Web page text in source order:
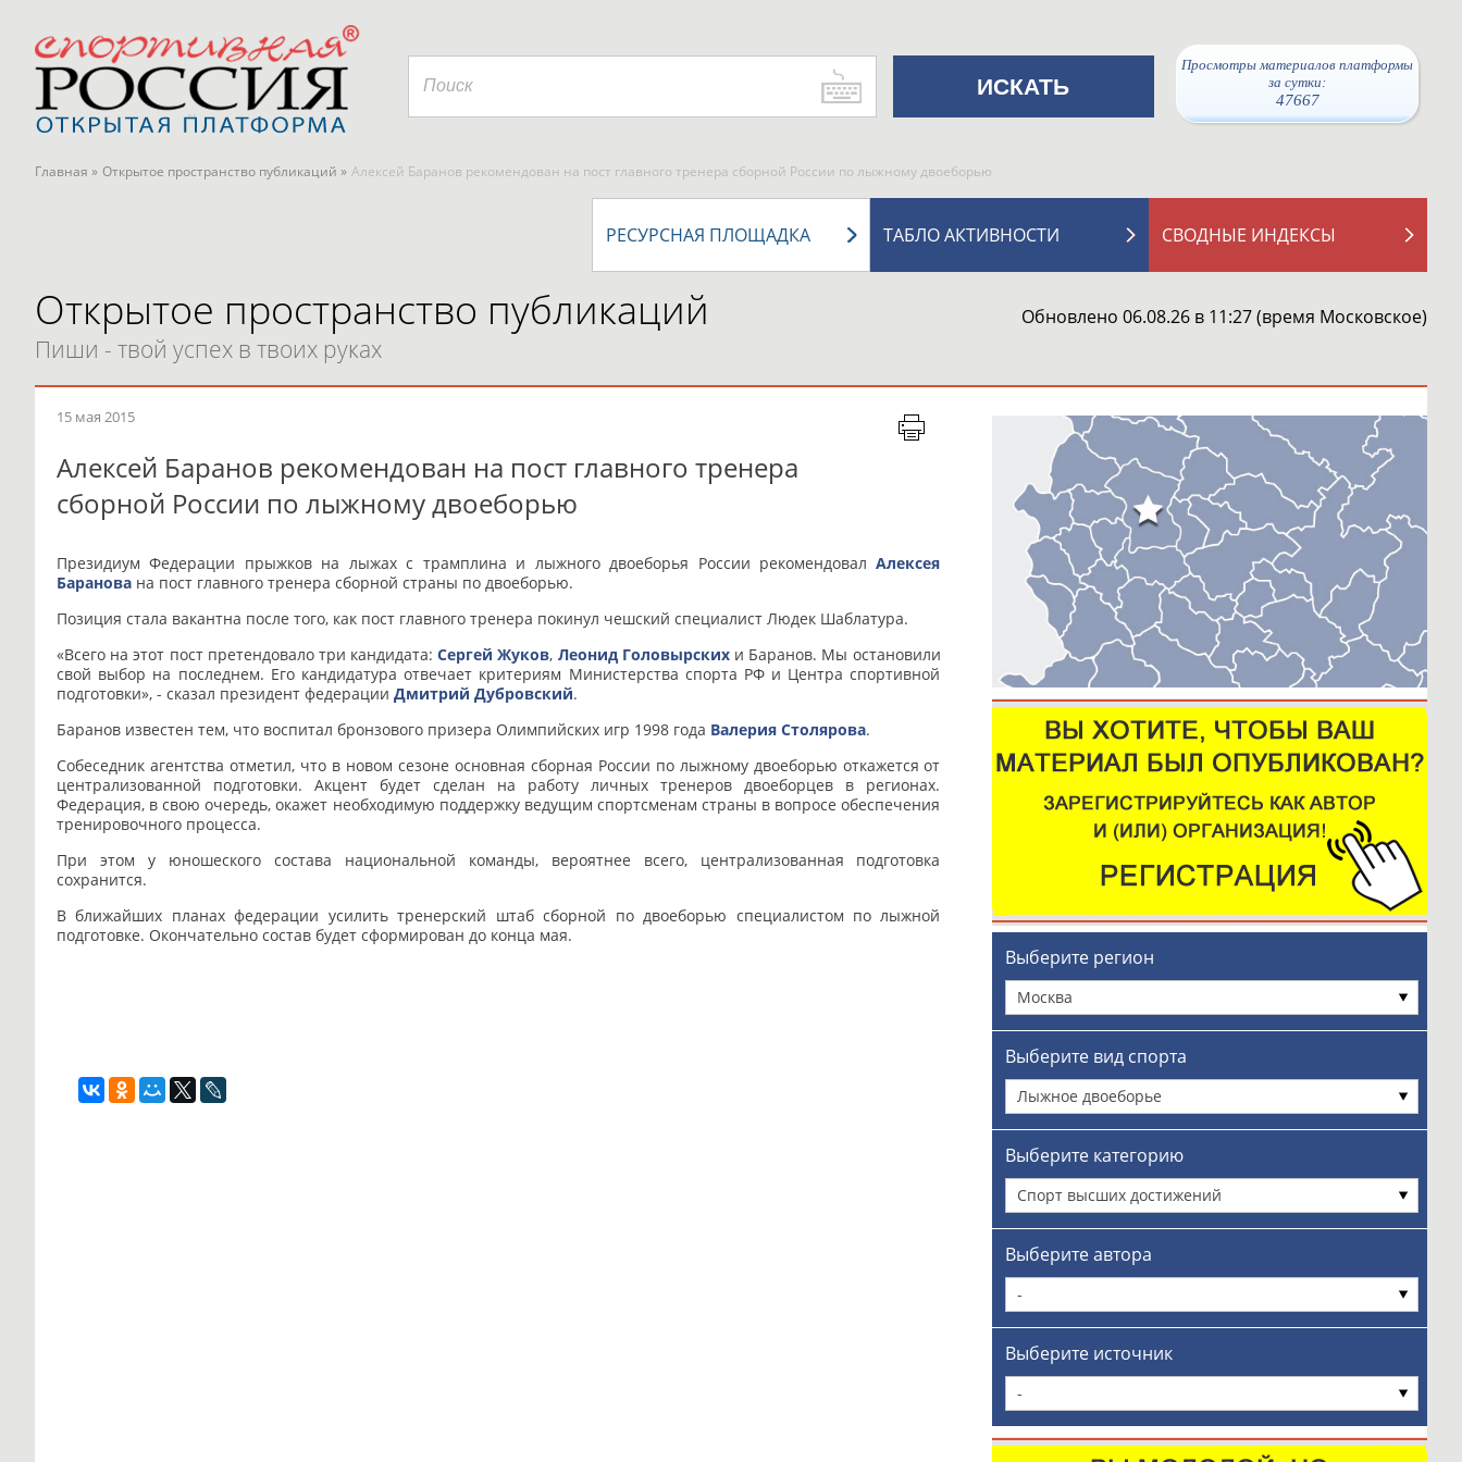
Просмотры материалов платформы
за сутки:
47667
Главная » Открытое пространство публикаций » Алексей Баранов рекомендован на пост главного тренера сборной России по лыжному двоеборью
СВОДНЫЕ ИНДЕКСЫ
ТАБЛО АКТИВНОСТИ
РЕСУРСНАЯ ПЛОЩАДКА
Открытое пространство публикаций
Пиши - твой успех в твоих руках
Обновлено 06.08.26 в 11:27 (время Московское)
15 мая 2015
Алексей Баранов рекомендован на пост главного тренера
сборной России по лыжному двоеборью
Президиум Федерации прыжков на лыжах с трамплина и лыжного двоеборья России рекомендовалАлексея
Баранова на пост главного тренера сборной страны по двоеборью.
Позиция стала вакантна после того, как пост главного тренера покинул чешский специалист Людек Шаблатура.
«Всего на этот пост претендовало три кандидата:Сергей Жуков, Леонид Головырскихи Баранов. Мы остановили
свой выбор на последнем. Его кандидатура отвечает критериям Министерства спорта РФ и Центра спортивной
подготовки», - сказал президент федерации Дмитрий Дубровский.
Баранов известен тем, что воспитал бронзового призера Олимпийских игр 1998 года Валерия Столярова.
Собеседник агентства отметил, что в новом сезоне основная сборная России по лыжному двоеборью откажется от
централизованной подготовки. Акцент будет сделан на работу личных тренеров двоеборцев в регионах.
Федерация, в свою очередь, окажет необходимую поддержку ведущим спортсменам страны в вопросе обеспечения
тренировочного процесса.
При этом у юношеского состава национальной команды, вероятнее всего, централизованная подготовка
сохранится.
В ближайших планах федерации усилить тренерский штаб сборной по двоеборью специалистом по лыжной
подготовке. Окончательно состав будет сформирован до конца мая.
Выберите регион
Москва
Выберите вид спорта
Лыжное двоеборье
Выберите категорию
Спорт высших достижений
Выберите автора
-
Выберите источник
-